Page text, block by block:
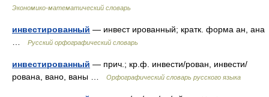
Экономико-математический словарь
инвестированный — инвест ированный; кратк. форма ан, ана
Русский орфографический словарь
инвестированный — прич.; кр.ф. инвести/рован, инвести/
рована, вано, ваны …
Орфографический словарь русского языка